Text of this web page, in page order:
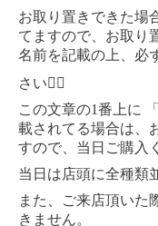
お取り置きできた場
てますので、お取り
名前を記載の上、必
さい
この文章の1番上に
載されてる場合は、
すので、当日ご購入
当日は店頭に全種類
また、ご来店頂いた
きません。